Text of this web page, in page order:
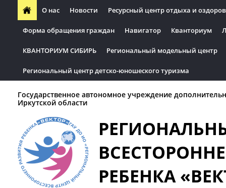
О нас Новости Ресурсный центр отдыха и
Форма обращения граждан Навигатор Кванториум
КВАНТОРИУМ СИБИРЬ Региональный модельный центр
Региональный центр детско-юношеского туризма
Государственное автономное учреждение
Иркутской области
РЕБЕНКА